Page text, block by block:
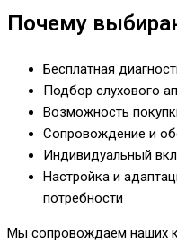
Почему
Бесплатная
Подбор слухового
Возможность
Сопровождение и
Индивидуальный
Настройка и
потребности
Мы сопровождаем наших